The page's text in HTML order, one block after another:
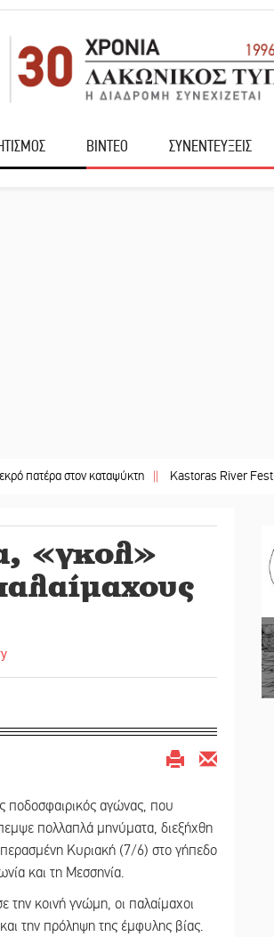
ΒΙΝΤΕΟ ΣΥΝΕΝΤΕΥΞΕΙΣ
στον καταψύκτη || Kastoras River Festival 2026:
«γκολ»
ποδοσφαιρικός αγώνας, που
πολλαπλά μηνύματα, διεξήχθη
Κυριακή (7/6) στο γήπεδο
και τη Μεσσηνία.
κοινή γνώμη, οι παλαίμαχοι
την πρόληψη της έμφυλης βίας.